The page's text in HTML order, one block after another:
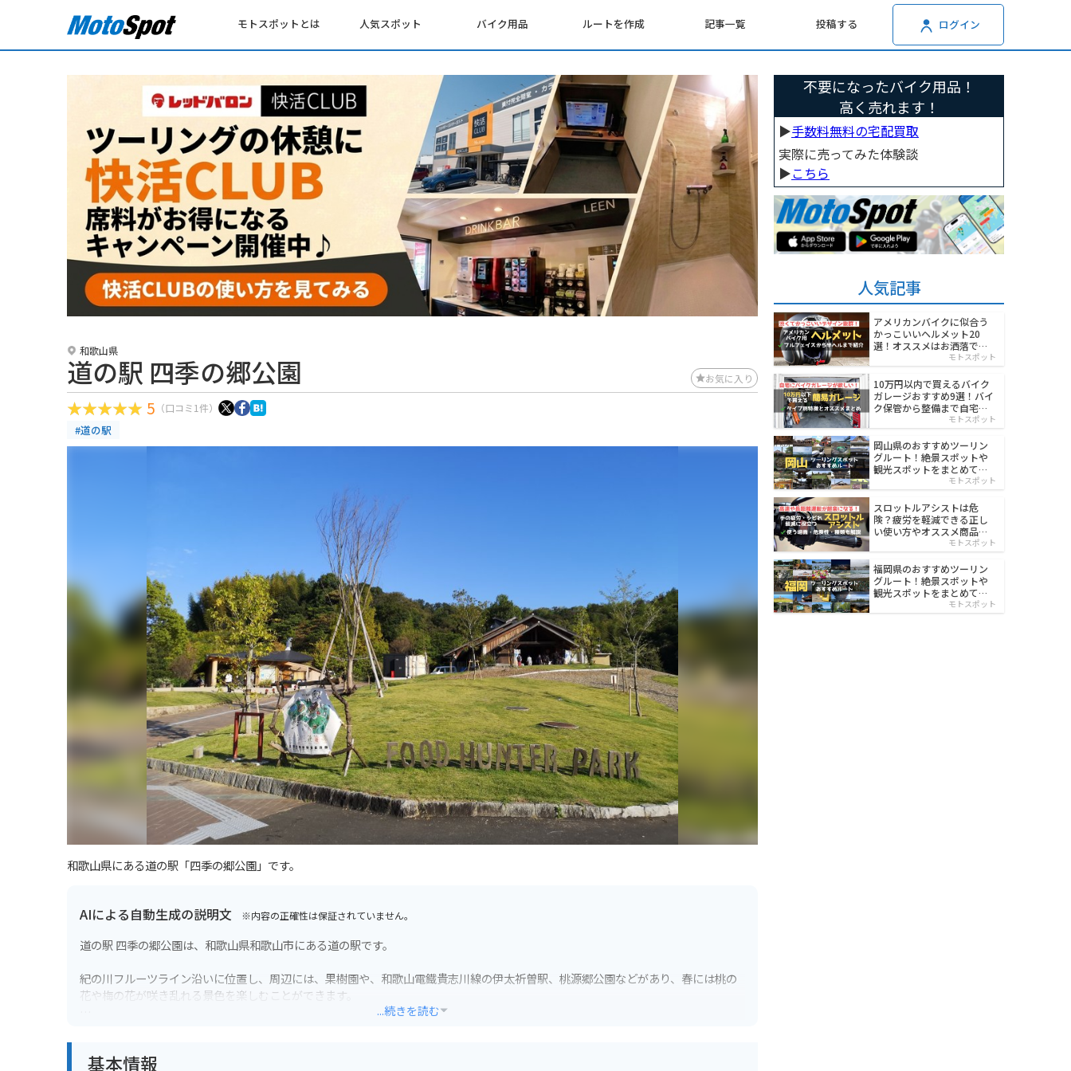
モトスポットとは 人気スポット バイク用品 ルートを作成 記事一覧 投稿する ログイン
和歌山県
道の駅 四季の郷公園 お気に入り
5 （口コミ1件）
#道の駅
和歌山県にある道の駅「四季の郷公園」です。
AIによる自動生成の説明文 ※内容の正確性は保証されていません。
道の駅 四季の郷公園は、和歌山県和歌山市にある道の駅です。
紀の川フルーツライン沿いに位置し、周辺には、果樹園や、和歌山電鐵貴志川線の伊太祈曽駅、桃源郷公園などがあり、春には桃の
花や梅の花が咲き乱れる景色を楽しむことができます。
...続きを読む
基本情報
不要になったバイク用品！
高く売れます！
▶︎手数料無料の宅配買取
実際に売ってみた体験談
▶︎こちら
人気記事
アメリカンバイクに似合う
かっこいいヘルメット20
選！オススメはお洒落でワ
モトスポット
10万円以内で買えるバイク
ガレージおすすめ9選！バイ
ク保管から整備まで自宅で
モトスポット
岡山県のおすすめツーリン
グルート！絶景スポットや
観光スポットをまとめて紹
モトスポット
スロットルアシストは危
険？疲労を軽減できる正し
い使い方やオススメ商品を
モトスポット
福岡県のおすすめツーリン
グルート！絶景スポットや
観光スポットをまとめて紹
モトスポット